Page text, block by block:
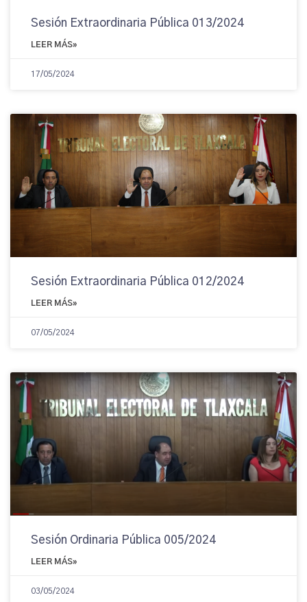
Sesión Extraordinaria Pública 013/2024
LEER MÁS»
17/05/2024
Sesión Extraordinaria Pública 012/2024
LEER MÁS»
07/05/2024
Sesión Ordinaria Pública 005/2024
LEER MÁS»
03/05/2024